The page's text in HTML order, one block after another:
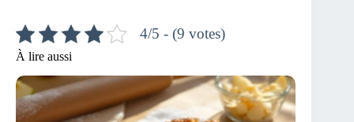
4/5 - (9 votes)
À lire aussi